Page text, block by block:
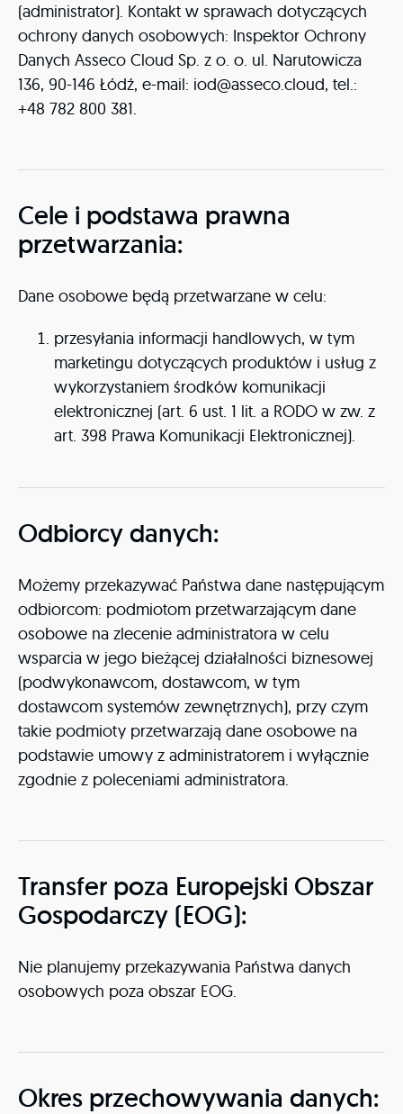
(administrator). Kontakt w sprawach dotyczących
ochrony danych osobowych: Inspektor Ochrony
Danych Asseco Cloud Sp. z o. o. ul. Narutowicza
136, 90-146 Łódź, e-mail: iod@asseco.cloud, tel.:
+48 782 800 381.
Cele i podstawa prawna
przetwarzania:
Dane osobowe będą przetwarzane w celu:
przesyłania informacji handlowych, w tym
marketingu dotyczących produktów i usług z
wykorzystaniem środków komunikacji
elektronicznej (art. 6 ust. 1 lit. a RODO w zw. z
art. 398 Prawa Komunikacji Elektronicznej).
Odbiorcy danych:
Możemy przekazywać Państwa dane następującym
odbiorcom: podmiotom przetwarzającym dane
osobowe na zlecenie administratora w celu
wsparcia w jego bieżącej działalności biznesowej
(podwykonawcom, dostawcom, w tym
dostawcom systemów zewnętrznych), przy czym
takie podmioty przetwarzają dane osobowe na
podstawie umowy z administratorem i wyłącznie
zgodnie z poleceniami administratora.
Transfer poza Europejski Obszar
Gospodarczy (EOG):
Nie planujemy przekazywania Państwa danych
osobowych poza obszar EOG.
Okres przechowywania danych: